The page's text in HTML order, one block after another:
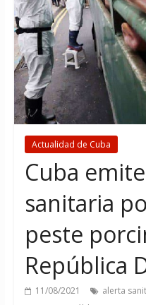
Actualidad de Cuba
Cuba
sanitaria
peste
República
11/08/2021 alerta